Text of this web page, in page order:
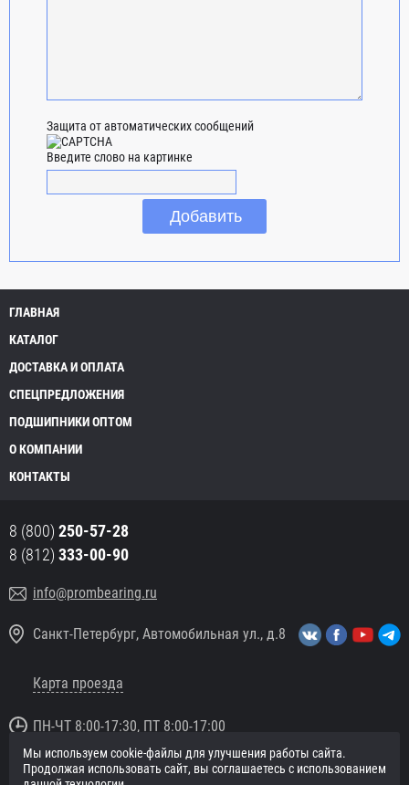
Защита от автоматических сообщений
Введите слово на картинке
ГЛАВНАЯ
КАТАЛОГ
ДОСТАВКА И ОПЛАТА
СПЕЦПРЕДЛОЖЕНИЯ
ПОДШИПНИКИ ОПТОМ
О КОМПАНИИ
КОНТАКТЫ
8 (800) 250-57-28
8 (812) 333-00-90
info@prombearing.ru
Санкт-Петербург, Автомобильная ул., д.8
Карта проезда
ПН-ЧТ 8:00-17:30, ПТ 8:00-17:00
© 2016 «PromBearing.ru»
Подшипники оптом и в розницу.
Мы используем cookie-файлы для улучшения работы сайта.
Продолжая использовать сайт, вы соглашаетесь с использованием